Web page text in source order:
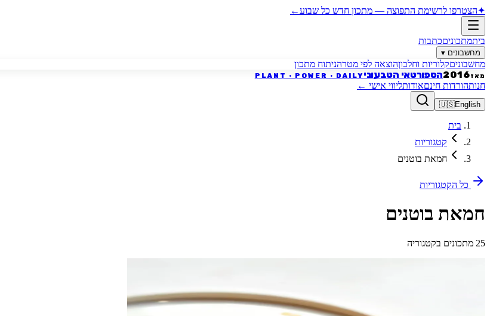
✦הצטרפו לרשימת התפוצה — מתכון חדש כל שבוע←
ביתמתכוניםכתבות
מחשבונים ▾
מחשבוניםקלוריות וחלבוןהוצאה לפי מטרהניתוח מתכון
מאז2016הספורטאי הטבעוניPLANT · POWER · DAILY
חנותהורדות חינםאודותליווי אישי ←
🇺🇸English
בית
קטגוריות
חמאת בוטנים
כל הקטגוריות
חמאת בוטנים
25 מתכונים בקטגוריה